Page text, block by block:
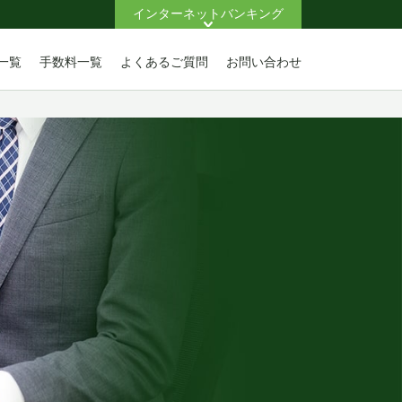
インターネットバンキング
覧 手数料一覧 よくあるご質問 お問い合わせ